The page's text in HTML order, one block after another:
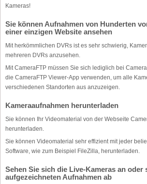
Kameras!
Sie können Aufnahmen von Hunderten
einer einzigen Website ansehen
Mit herkömmlichen DVRs ist es sehr schwierig,
mehreren DVRs anzusehen.
Mit CameraFTP müssen Sie sich lediglich bei
die CameraFTP Viewer-App verwenden, um alle
verschiedenen Standorten aus anzuzeigen.
Kameraaufnahmen herunterladen
Sie können Ihr Videomaterial von der Webseite
herunterladen.
Sie können Videomaterial sehr effizient mit jeder
Software, wie zum Beispiel FileZilla, herunterladen.
Sehen Sie sich die Live-Kameras an oder
aufgezeichneten Aufnahmen ab